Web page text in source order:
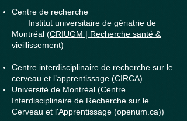
Centre de recherche
Institut universitaire de gériatrie de
Montréal (CRIUGM | Recherche santé &
vieillissement)
Centre interdisciplinaire de recherche sur le
cerveau et l’apprentissage (CIRCA)
Université de Montréal (Centre
Interdisciplinaire de Recherche sur le
Cerveau et l'Apprentissage (openum.ca))